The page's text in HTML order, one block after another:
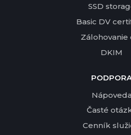
SSD
Basic DV
Zálohovanie
DKIM
Nápoveda
Časté
Cenník